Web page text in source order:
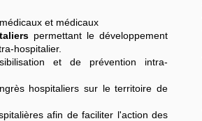
et médicaux
permettant le développement
hospitalier.
et de prévention intra-
hospitaliers sur le territoire de
afin de faciliter l'action des